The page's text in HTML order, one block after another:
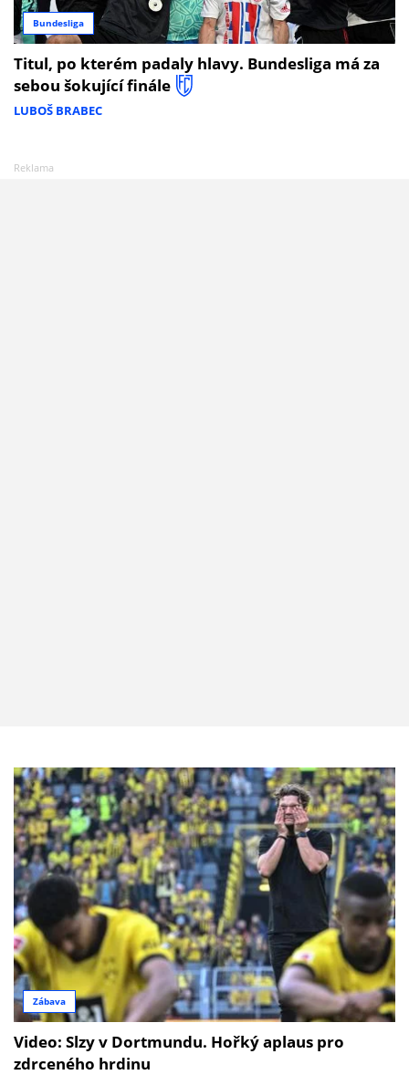
Bundesliga
Titul, po kterém padaly hlavy. Bundesliga má za
sebou šokující finále
LUBOŠ BRABEC
Zábava
Video: Slzy v Dortmundu. Hořký aplaus pro
zdrceného hrdinu